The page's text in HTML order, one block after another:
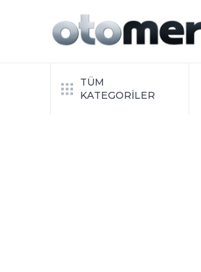
TÜM
KATEGORİLER